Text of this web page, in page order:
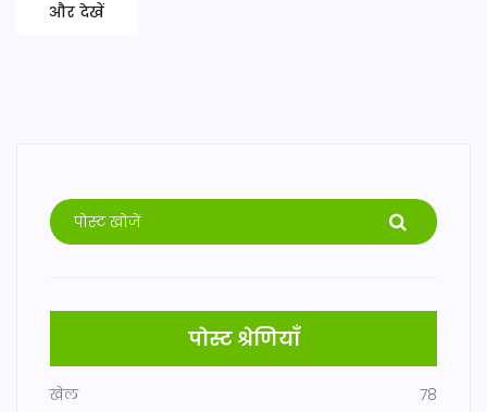
और देखें
पोस्ट श्रेणियाँ
खेल 78